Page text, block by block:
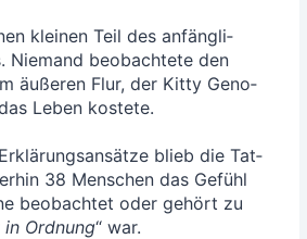
klei­nen Teil des anfäng­li­
Nie­mand beob­ach­te­te den
äuße­ren Flur, der Kit­ty Geno­
Leben kos­te­te.
blieb die Tat­
38 Men­schen das Gefühl
beob­ach­tet oder gehört zu
Ord­nung“ war.